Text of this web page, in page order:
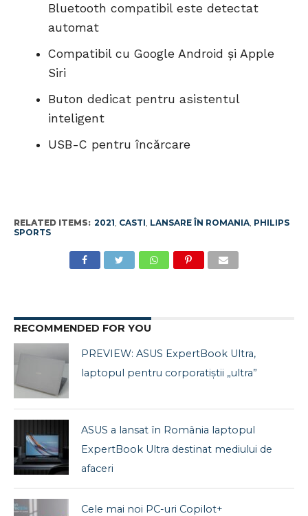
Bluetooth compatibil este detectat
automat
Compatibil cu Google Android și Apple
Siri
Buton dedicat pentru asistentul
inteligent
USB-C pentru încărcare
RELATED ITEMS: 2021 CASTI LANSARE ÎN ROMANIA, PHILIPS
SPORTS
RECOMMENDED FOR YOU
PREVIEW: ASUS ExpertBook Ultra,
laptopul pentru corporatiștii „ultra”
ASUS a lansat în România laptopul
ExpertBook Ultra destinat mediului de
afaceri
Cele mai noi PC-uri Copilot+